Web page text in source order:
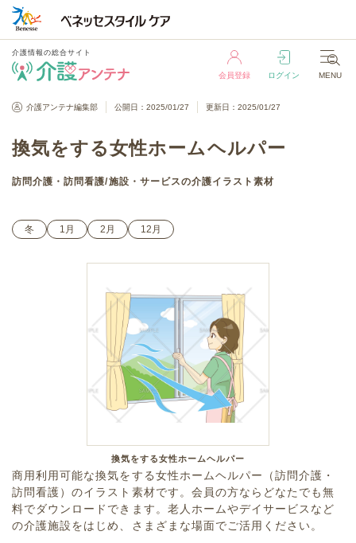
介護情報の総合サイト
会員登録 ログイン MENU
介護情報の総合サイト
介護アンテナ編集部 公開日：2025/01/27 更新日：2025/01/27
換気をする女性ホームヘルパー
訪問介護・訪問看護/施設・サービスの介護イラスト素材
冬 1月 2月 12月
換気をする女性ホームヘルパー
商用利用可能な換気をする女性ホームヘルパー（訪問介護・
訪問看護）のイラスト素材です。会員の方ならどなたでも無
料でダウンロードできます。老人ホームやデイサービスなど
の介護施設をはじめ、さまざまな場面でご活用ください。